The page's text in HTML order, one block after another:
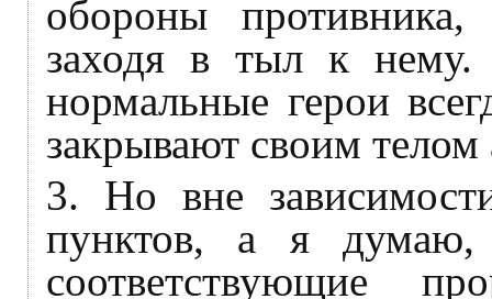
обороны
заходя в тыл к нему.
нормальные герои
закрывают своим телом
3. Но вне
пунктов, а я
соответствующие